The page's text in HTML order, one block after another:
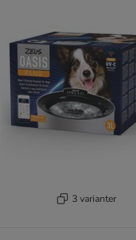
3 varianter